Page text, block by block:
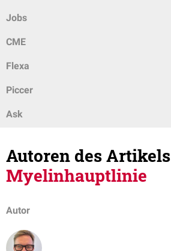
Jobs
CME
Flexa
Piccer
Ask
Autoren des Artikels
Myelinhauptlinie
Autor